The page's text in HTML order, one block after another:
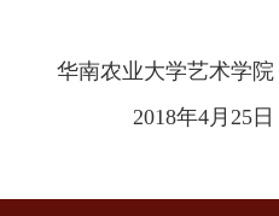
华南农业大学艺术学院
2018年4月25日